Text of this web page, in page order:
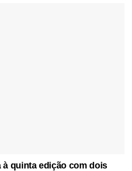
à quinta edição com dois